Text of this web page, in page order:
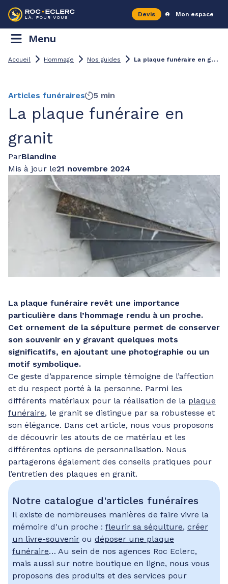
Devis Mon espace
Menu
Accueil Hommage Nos guides L
a plaque funéraire en granit
Articles funéraires 5 min
La plaque funéraire en
granit
ParBlandine
Mis à jour le21 novembre 2024
La plaque funéraire revêt une importance
particulière dans l’hommage rendu à un proche.
Cet ornement de la sépulture permet de conserver
son souvenir en y gravant quelques mots
significatifs, en ajoutant une photographie ou un
motif symbolique.
Ce geste d’apparence simple témoigne de l’affection
et du respect porté à la personne. Parmi les
différents matériaux pour la réalisation de la plaque
funéraire, le granit se distingue par sa robustesse et
son élégance. Dans cet article, nous vous proposons
de découvrir les atouts de ce matériau et les
différentes options de personnalisation. Nous
partagerons également des conseils pratiques pour
l’entretien des plaques en granit.
Notre catalogue d'articles funéraires
Il existe de nombreuses manières de faire vivre la
mémoire d'un proche : fleurir sa sépulture, créer
un livre-souvenir ou déposer une plaque
funéraire… Au sein de nos agences Roc Eclerc,
mais aussi sur notre boutique en ligne, nous vous
proposons des produits et des services pour